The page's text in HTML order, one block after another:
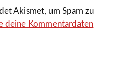
Akismet, um Spam zu
deine Kommentardaten